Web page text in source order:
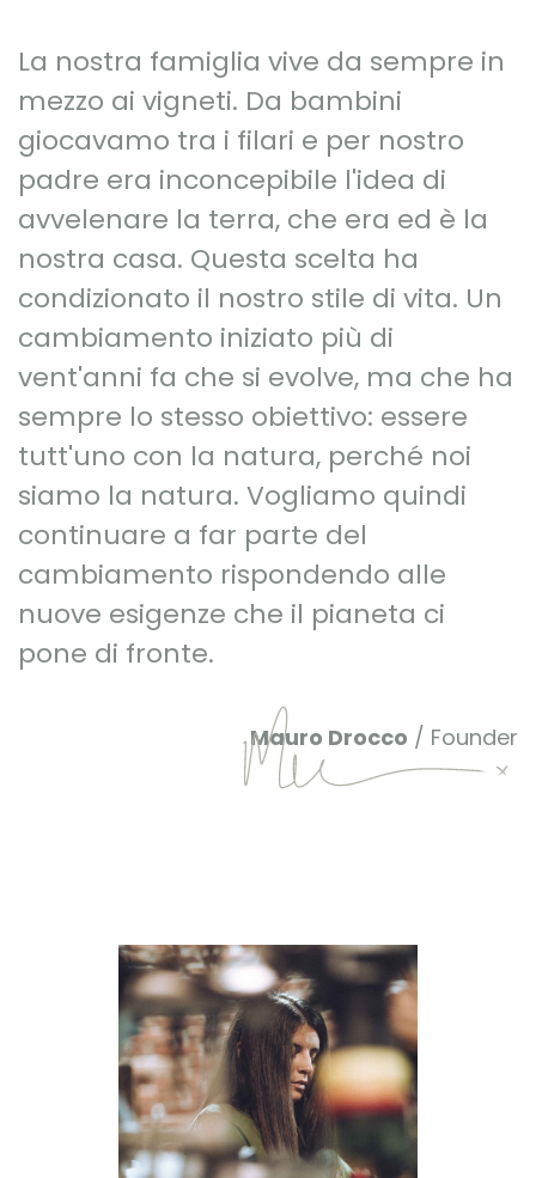
La nostra famiglia vive da sempre in
mezzo ai vigneti. Da bambini
giocavamo tra i filari e per nostro
padre era inconcepibile l'idea di
avvelenare la terra, che era ed è la
nostra casa. Questa scelta ha
condizionato il nostro stile di vita. Un
cambiamento iniziato più di
vent'anni fa che si evolve, ma che ha
sempre lo stesso obiettivo: essere
tutt'uno con la natura, perché noi
siamo la natura. Vogliamo quindi
continuare a far parte del
cambiamento rispondendo alle
nuove esigenze che il pianeta ci
pone di fronte.
Mauro Drocco / Founder